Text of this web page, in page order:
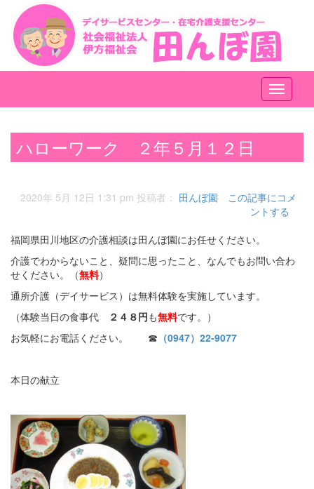
メ
ニ
ー
ハローワーク ２年５月１２日
2020年 5月 12日 1:31 pm 投稿者： 田んぼ園
この記事にコメ
ントする
福岡県田川地区の介護相談は田んぼ園にお任せください。
介護でわからないこと、疑問に思ったこと、なんでもお問い合わ
せください。（無料）
通所介護（デイサービス）は無料体験を実施しています。
（体験当日の食事代
２４８円も無料です。）
お気軽にお電話ください。 ☎ （0947）22-9077
本日の献立